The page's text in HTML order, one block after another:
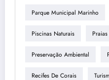
Parque Municipal Marinho
Piscinas Naturais
Preservação Ambiental
Recifes De Corais